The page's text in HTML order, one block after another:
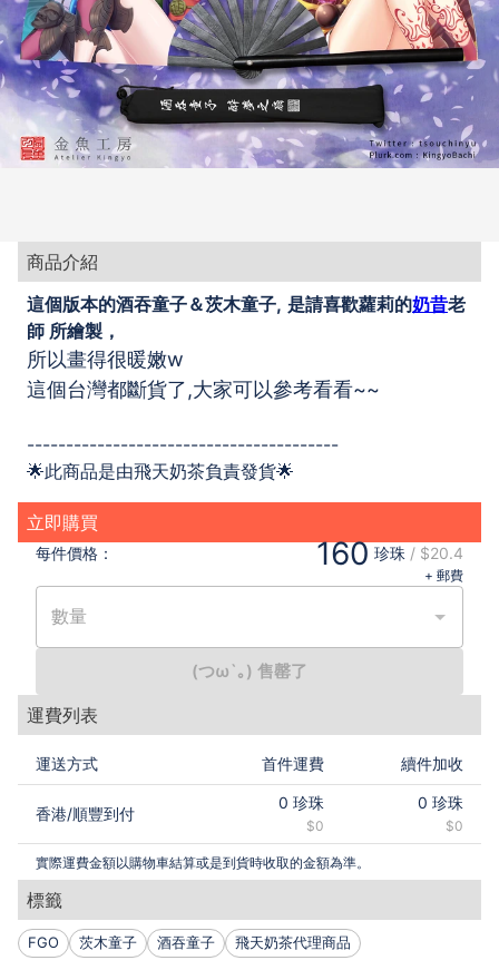
商品介紹
這個版本的酒吞童子＆茨木童子, 是請喜歡蘿莉的奶昔老
師 所繪製，
所以畫得很暖嫩w
這個台灣都斷貨了,大家可以參考看看~~
----------------------------------------
🌟此商品是由飛天奶茶負責發貨🌟
立即購買
每件價格： 160 珍珠 / $20.4
+ 郵費
數量
(つω`｡) 售罄了
運費列表
運送方式 首件運費 續件加收
香港/順豐到付
0 珍珠
$0
0 珍珠
$0
實際運費金額以購物車結算或是到貨時收取的金額為準。
標籤
FGO 茨木童子 酒吞童子 飛天奶茶代理商品